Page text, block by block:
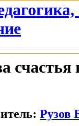
счастья
Рузов